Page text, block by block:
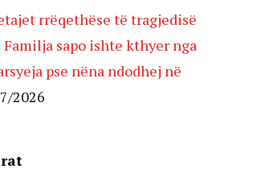
rrëqethëse të tragjedisë
Familja sapo ishte kthyer nga
pse nëna ndodhej në
2026